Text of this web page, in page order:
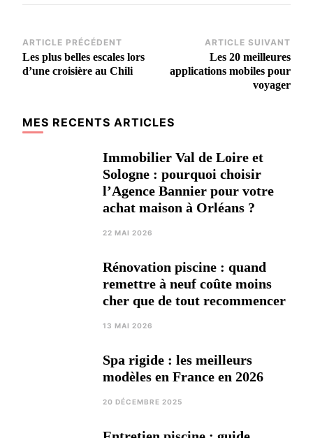
Navigation
d’article
ARTICLE PRÉCÉDENT
Les plus belles escales lors
d’une croisière au Chili
ARTICLE SUIVANT
Les 20 meilleures
applications mobiles pour
voyager
MES RECENTS ARTICLES
Immobilier Val de Loire et
Sologne : pourquoi choisir
l’Agence Bannier pour votre
achat maison à Orléans ?
22 MAI 2026
Rénovation piscine : quand
remettre à neuf coûte moins
cher que de tout recommencer
13 MAI 2026
Spa rigide : les meilleurs
modèles en France en 2026
20 DÉCEMBRE 2025